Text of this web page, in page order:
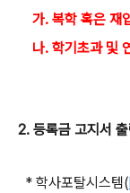
가. 복학 혹은 재
나. 학기초과 및
2. 등록금 고지서
* 학사포탈시스템(